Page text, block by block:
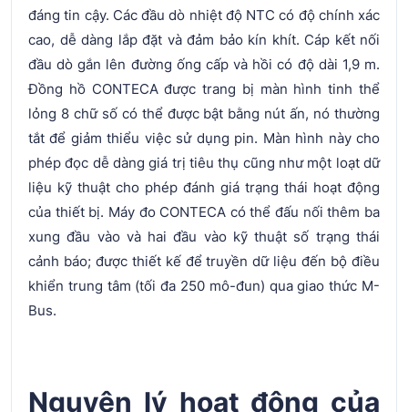
đáng tin cậy. Các đầu dò nhiệt độ NTC có độ chính xác
cao, dễ dàng lắp đặt và đảm bảo kín khít. Cáp kết nối
đầu dò gắn lên đường ống cấp và hồi có độ dài 1,9 m.
Đồng hồ CONTECA được trang bị màn hình tinh thể
lỏng 8 chữ số có thể được bật bằng nút ấn, nó thường
tắt để giảm thiểu việc sử dụng pin. Màn hình này cho
phép đọc dễ dàng giá trị tiêu thụ cũng như một loạt dữ
liệu kỹ thuật cho phép đánh giá trạng thái hoạt động
của thiết bị. Máy đo CONTECA có thể đấu nối thêm ba
xung đầu vào và hai đầu vào kỹ thuật số trạng thái
cảnh báo; được thiết kế để truyền dữ liệu đến bộ điều
khiển trung tâm (tối đa 250 mô-đun) qua giao thức M-
Bus.
Nguyên lý hoạt động của